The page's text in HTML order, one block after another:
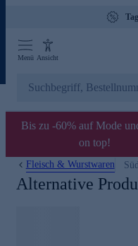
Menü Ansicht
Bis zu -60% auf Mode
on top!
Fleisch & Wurstwaren
Alternative